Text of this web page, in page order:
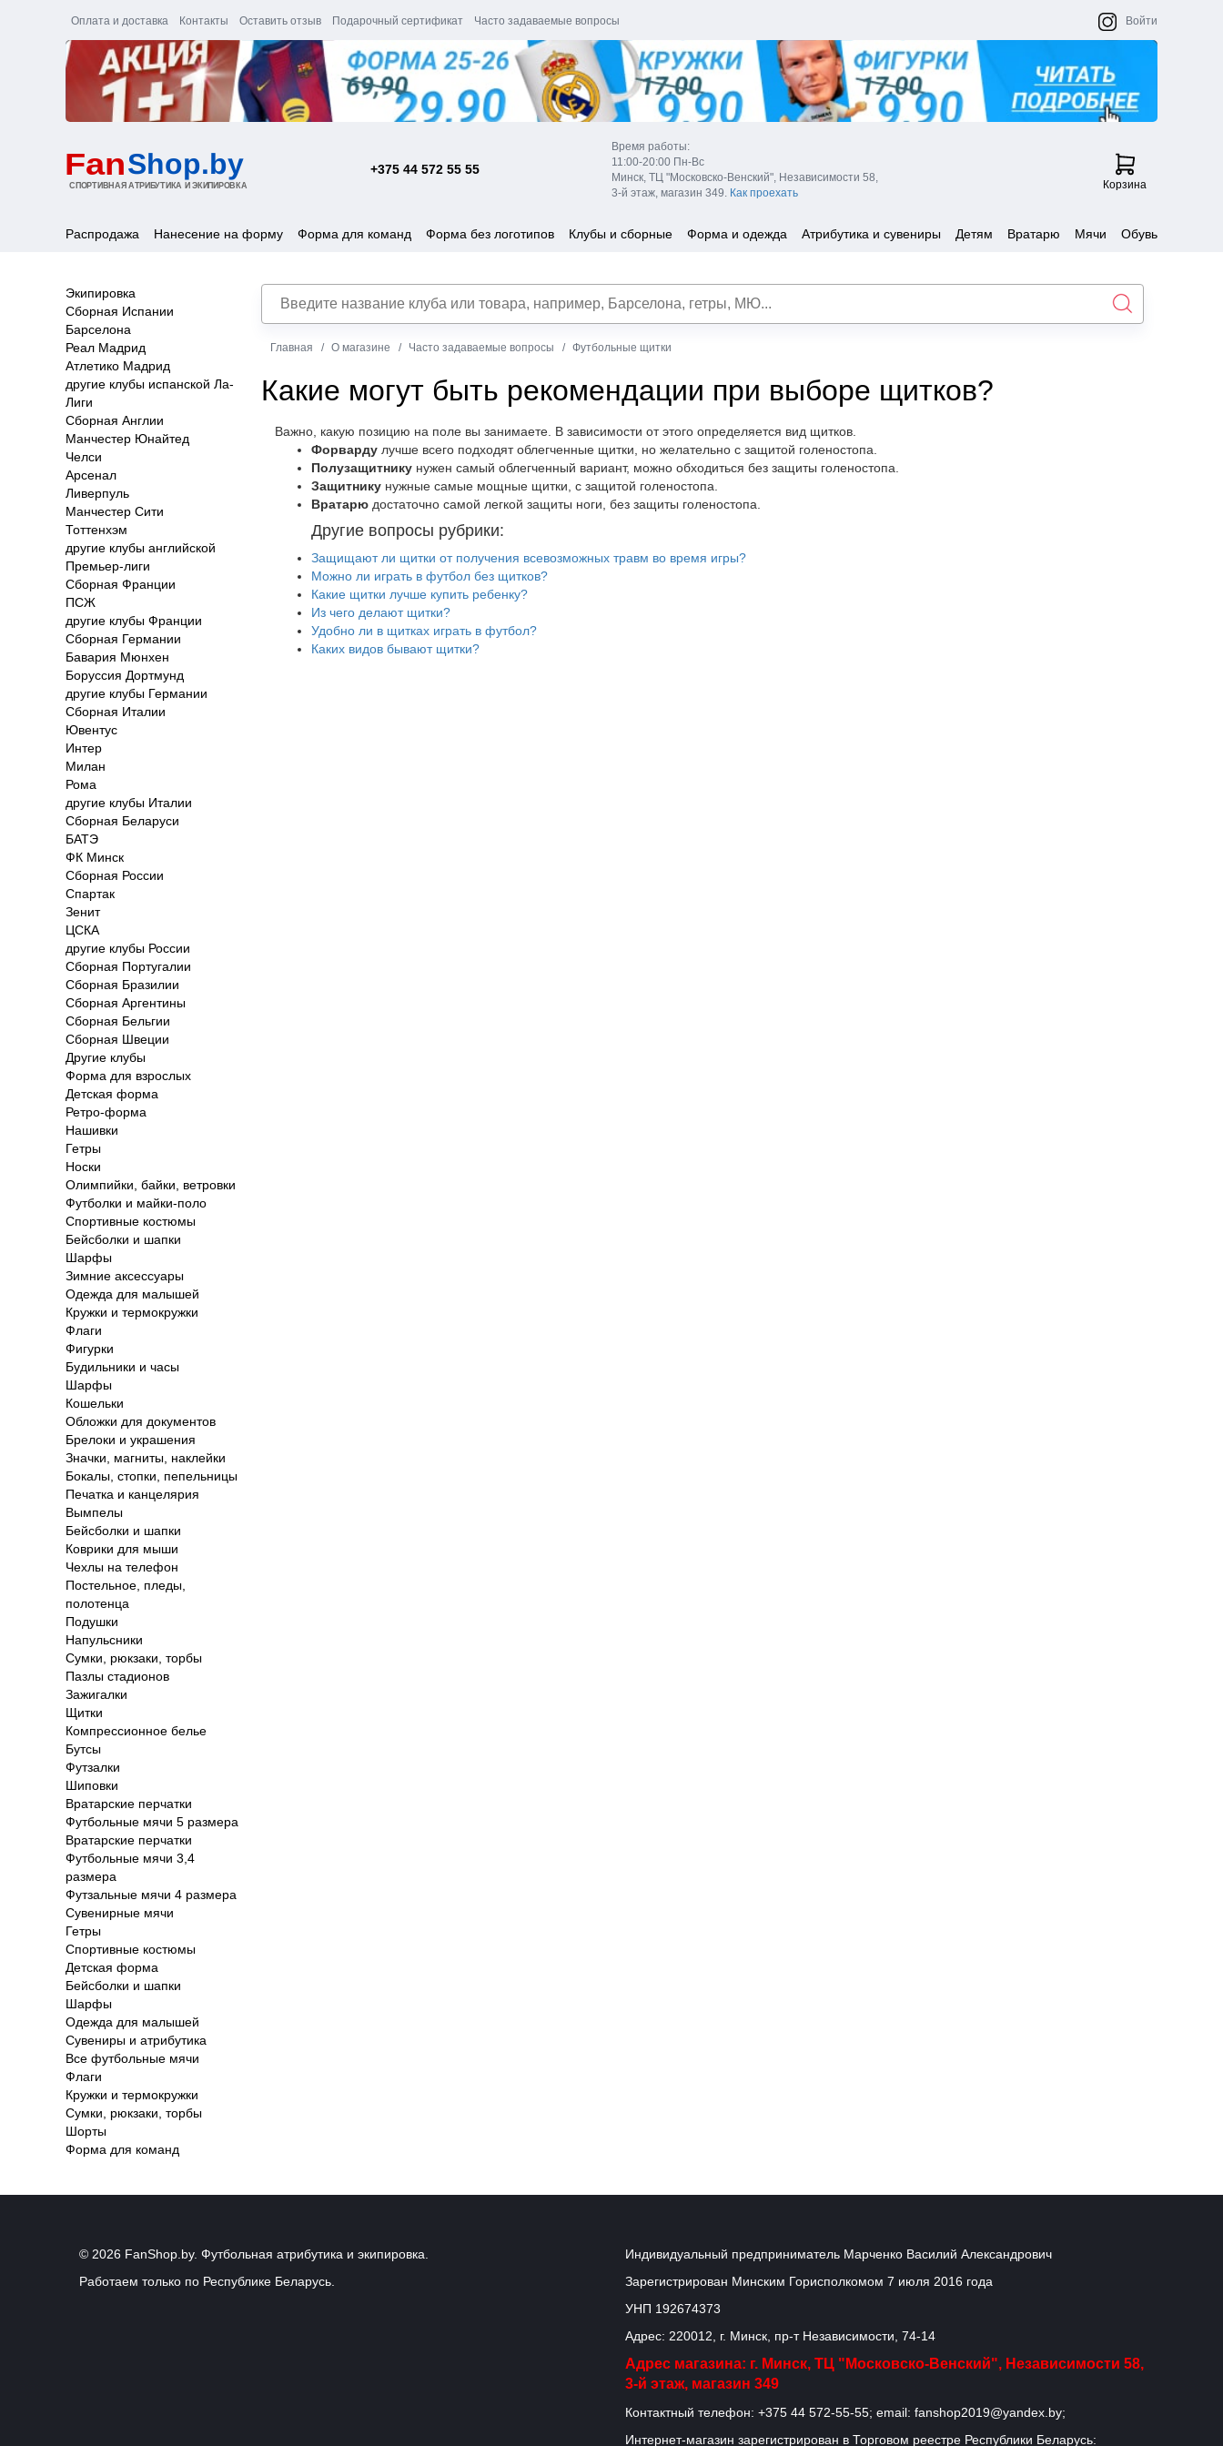
Оплата и доставка Контакты Оставить отзыв Подарочный сертификат Часто задаваемые вопросы Войти
+375 44 572 55 55
Время работы:
11:00-20:00 Пн-Вс
Минск, ТЦ "Московско-Венский", Независимости 58,
3-й этаж, магазин 349. Как проехать
Корзина
Распродажа Нанесение на форму Форма для команд Форма без логотипов Клубы и сборные Форма и одежда Атрибутика и сувениры Детям Вратарю Мячи Обувь
Экипировка
Сборная Испании
Барселона
Реал Мадрид
Атлетико Мадрид
другие клубы испанской Ла-
Лиги
Сборная Англии
Манчестер Юнайтед
Челси
Арсенал
Ливерпуль
Манчестер Сити
Тоттенхэм
другие клубы английской
Премьер-лиги
Сборная Франции
ПСЖ
другие клубы Франции
Сборная Германии
Бавария Мюнхен
Боруссия Дортмунд
другие клубы Германии
Сборная Италии
Ювентус
Интер
Милан
Рома
другие клубы Италии
Сборная Беларуси
БАТЭ
ФК Минск
Сборная России
Спартак
Зенит
ЦСКА
другие клубы России
Сборная Португалии
Сборная Бразилии
Сборная Аргентины
Сборная Бельгии
Сборная Швеции
Другие клубы
Форма для взрослых
Детская форма
Ретро-форма
Нашивки
Гетры
Носки
Олимпийки, байки, ветровки
Футболки и майки-поло
Спортивные костюмы
Бейсболки и шапки
Шарфы
Зимние аксессуары
Одежда для малышей
Кружки и термокружки
Флаги
Фигурки
Будильники и часы
Шарфы
Кошельки
Обложки для документов
Брелоки и украшения
Значки, магниты, наклейки
Бокалы, стопки, пепельницы
Печатка и канцелярия
Вымпелы
Бейсболки и шапки
Коврики для мыши
Чехлы на телефон
Постельное, пледы,
полотенца
Подушки
Напульсники
Сумки, рюкзаки, торбы
Пазлы стадионов
Зажигалки
Щитки
Компрессионное белье
Бутсы
Футзалки
Шиповки
Вратарские перчатки
Футбольные мячи 5 размера
Вратарские перчатки
Футбольные мячи 3,4
размера
Футзальные мячи 4 размера
Сувенирные мячи
Гетры
Спортивные костюмы
Детская форма
Бейсболки и шапки
Шарфы
Одежда для малышей
Сувениры и атрибутика
Все футбольные мячи
Флаги
Кружки и термокружки
Сумки, рюкзаки, торбы
Шорты
Форма для команд
Главная О магазине Часто задаваемые вопросы Футбольные щитки
Какие могут быть рекомендации при выборе щитков?
Важно, какую позицию на поле вы занимаете. В зависимости от этого определяется вид щитков.
Форварду лучше всего подходят облегченные щитки, но желательно с защитой голеностопа.
Полузащитнику нужен самый облегченный вариант, можно обходиться без защиты голеностопа.
Защитнику нужные самые мощные щитки, с защитой голеностопа.
Вратарю достаточно самой легкой защиты ноги, без защиты голеностопа.
Другие вопросы рубрики:
Защищают ли щитки от получения всевозможных травм во время игры?
Можно ли играть в футбол без щитков?
Какие щитки лучше купить ребенку?
Из чего делают щитки?
Удобно ли в щитках играть в футбол?
Каких видов бывают щитки?
© 2026 FanShop.by. Футбольная атрибутика и экипировка.
Работаем только по Республике Беларусь.
Индивидуальный предприниматель Марченко Василий Александрович
Зарегистрирован Минским Горисполкомом 7 июля 2016 года
УНП 192674373
Адрес: 220012, г. Минск, пр-т Независимости, 74-14
Адрес магазина: г. Минск, ТЦ "Московско-Венский", Независимости 58,
3-й этаж, магазин 349
Контактный телефон: +375 44 572-55-55; email: fanshop2019@yandex.by;
Интернет-магазин зарегистрирован в Торговом реестре Республики Беларусь: